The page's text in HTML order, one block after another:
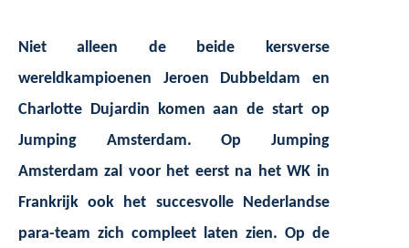
Niet alleen de beide kersverse
wereldkampioenen Jeroen Dubbeldam en
Charlotte Dujardin komen aan de start op
Jumping Amsterdam. Op Jumping
Amsterdam zal voor het eerst na het WK in
Frankrijk ook het succesvolle Nederlandse
para-team zich compleet laten zien. Op de